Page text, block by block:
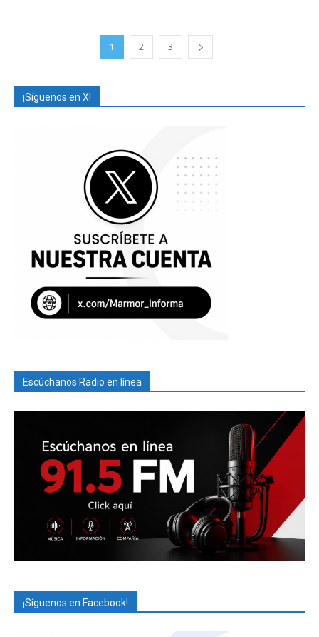
1 2 3
¡Síguenos en X!
Escúchanos Radio en línea
¡Síguenos en Facebook!